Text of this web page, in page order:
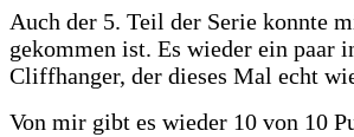
Auch der 5. Teil der Serie konnte
gekommen ist. Es wieder ein paar
Cliffhanger, der dieses Mal echt
Von mir gibt es wieder 10 von 10